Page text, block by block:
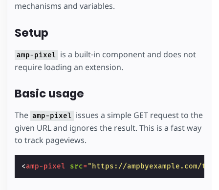
mechanisms and variables.
Setup
amp-pixel is a built-in component and does not
require loading an extension.
Basic usage
The amp-pixel issues a simple GET request to the
given URL and ignores the result. This is a fast way
to track pageviews.
<amp-pixel src="https://ampbyexample.com/